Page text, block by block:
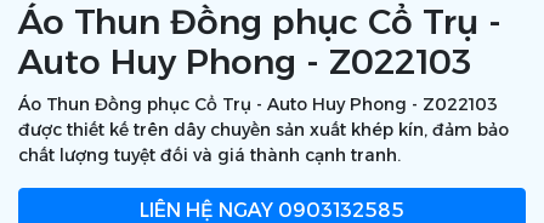
Áo Thun Đồng phục Cổ Trụ -
Auto Huy Phong - Z022103
Áo Thun Đồng phục Cổ Trụ - Auto Huy Phong - Z022103
được thiết kế trên dây chuyền sản xuất khép kín, đảm bảo
chất lượng tuyệt đối và giá thành cạnh tranh.
LIÊN HỆ NGAY 0903132585